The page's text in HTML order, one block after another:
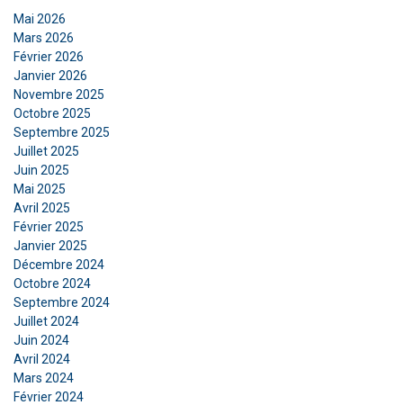
Mai 2026
Mars 2026
Février 2026
Janvier 2026
Novembre 2025
Octobre 2025
Septembre 2025
Juillet 2025
Juin 2025
Mai 2025
Avril 2025
Février 2025
Janvier 2025
Décembre 2024
Octobre 2024
Septembre 2024
Juillet 2024
Juin 2024
Avril 2024
Mars 2024
Février 2024
Ce site Web utilise des cookies
Nous utilisons des cookies pour personnaliser le
contenu, les publicités et analyser notre trafic.
Nous partageons également des informations
sur votre utilisation de notre site avec nos
partenaires de publicité et d'analyse qui peuvent
les combiner avec d'autres informations que
vous leur avez fournies ou qu'ils ont collectées
lors de votre utilisation de leurs services.
Privacy Policy
Strictement
nécessaires